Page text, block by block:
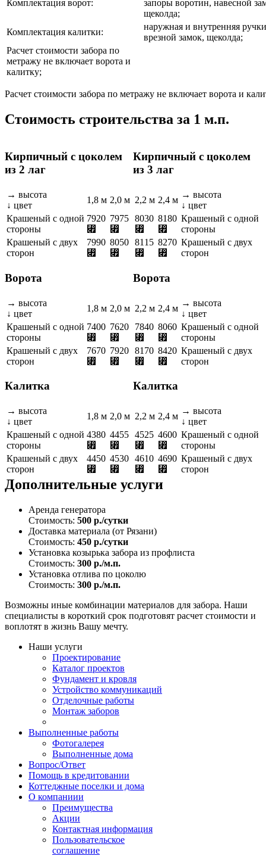
Комплектация ворот:
запоры воротин, навесной
щеколда;
Комплектация калитки:
наружная и внутренняя
врезной замок, щеколда;
Расчет стоимости забора по
метражу не включает ворота и
калитку;
Расчет стоимости забора по метражу не включает ворота и
Стоимость строительства за 1 м.п.
Кирпичный с цоколем
из 2 лаг
→ высота
↓ цвет
1,8 м 2,0 м
Крашеный с одной
стороны
7920
⃏
7975
⃏
Крашеный с двух
сторон
7990
⃏
8050
⃏
Ворота
→ высота
↓ цвет
1,8 м 2,0 м
Крашеный с одной
стороны
7400
⃏
7620
⃏
Крашеный с двух
сторон
7670
⃏
7920
⃏
Калитка
→ высота
↓ цвет
1,8 м 2,0 м
Крашеный с одной
стороны
4380
⃏
4455
⃏
Крашеный с двух
сторон
4450
⃏
4530
⃏
Кирпичный с цоколем
из 3 лаг
2,2 м 2,4 м
→ высота
↓ цвет
8030
⃏
8180
⃏
Крашеный с одной
стороны
8115
⃏
8270
⃏
Крашеный с двух
сторон
Ворота
2,2 м 2,4 м
→ высота
↓ цвет
7840
⃏
8060
⃏
Крашеный с одной
стороны
8170
⃏
8420
⃏
Крашеный с двух
сторон
Калитка
2,2 м 2,4 м
→ высота
↓ цвет
4525
⃏
4600
⃏
Крашеный с одной
стороны
4610
⃏
4690
⃏
Крашеный с двух
сторон
Дополнительные услуги
Аренда генератора
Стоимость: 500 р./сутки
Доставка материала (от Рязани)
Стоимость: 450 р./сутки
Установка козырька забора из профлиста
Стоимость: 300 р./м.п.
Установка отлива по цоколю
Стоимость: 300 р./м.п.
Возможны иные комбинации материалов для забора. Наши
специалисты в короткий срок подготовят расчет стоимости и
воплотят в жизнь Вашу мечту.
Наши услуги
Проектирование
Каталог проектов
Фундамент и кровля
Устройство коммуникаций
Отделочные работы
Монтаж заборов
Выполненные работы
Фотогалерея
Выполненные дома
Вопрос/Ответ
Помощь в кредитовании
Коттеджные поселки и дома
О компаниии
Преимущества
Акции
Контактная информация
Пользовательское
соглашение